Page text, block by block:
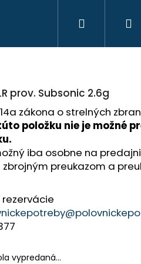
Hľadať
prov. Subsonic 2.6g
zákona o strelných
položku nie je možné
iba osobne na
preukazom a
rezervácie
vypredaná…
IBEX CHAUD -